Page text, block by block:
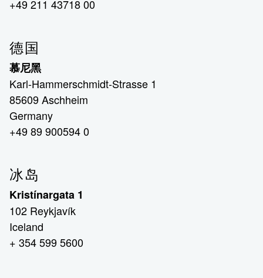
+49 211 43718 00
德国
慕尼黑
Karl-Hammerschmidt-Strasse 1
85609 Aschheim
Germany
+49 89 900594 0
冰岛
Kristínargata 1
102 Reykjavík
Iceland
+ 354 599 5600